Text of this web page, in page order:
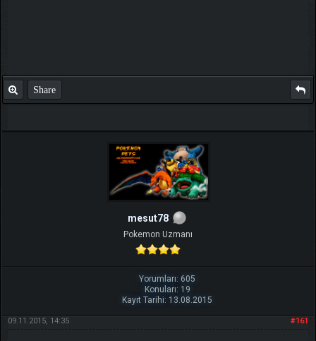
Share
mesut78
Pokemon Uzmanı
Yorumları: 605
Konuları: 19
Kayıt Tarihi: 13.08.2015
#161
09.11.2015, 14:35